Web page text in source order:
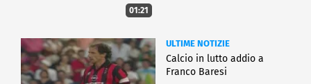
01:21
ULTIME NOTIZIE
Calcio in lutto addio a
Franco Baresi